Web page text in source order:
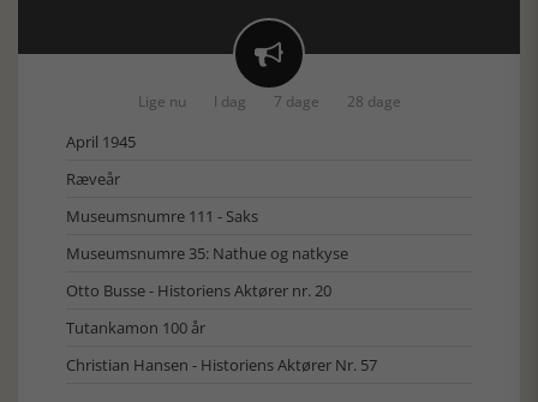

Lige nu I dag 7 dage 28 dage
April 1945
Ræveår
Museumsnumre 111 - Saks
Museumsnumre 35: Nathue og natkyse
Otto Busse - Historiens Aktører nr. 20
Tutankamon 100 år
Christian Hansen - Historiens Aktører Nr. 57